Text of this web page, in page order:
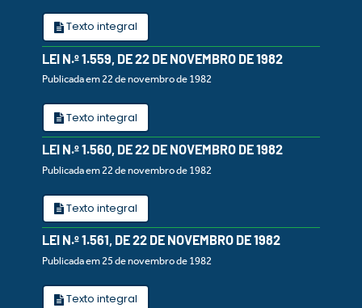
Texto integral
LEI N.º 1.559, DE 22 DE NOVEMBRO DE 1982
Publicada em 22 de novembro de 1982
Texto integral
LEI N.º 1.560, DE 22 DE NOVEMBRO DE 1982
Publicada em 22 de novembro de 1982
Texto integral
LEI N.º 1.561, DE 22 DE NOVEMBRO DE 1982
Publicada em 25 de novembro de 1982
Texto integral